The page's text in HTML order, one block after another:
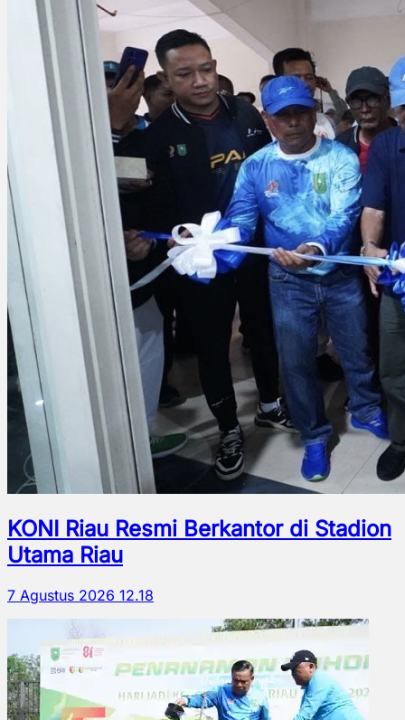
KONI Riau Resmi Berkantor di Stadion
Utama Riau
7 Agustus 2026 12.18